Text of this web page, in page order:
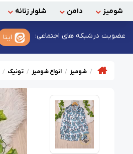
شومیز دامن شلوار زنانه
عضویت درشبکه های اجتماعی: ایتا
شومیز انواع شومیز تونیک